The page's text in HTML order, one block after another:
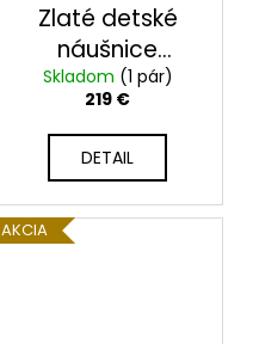
Zlaté detské
náušnice
2322/Z/B
Skladom (1 pár)
219 €
DETAIL
AKCIA